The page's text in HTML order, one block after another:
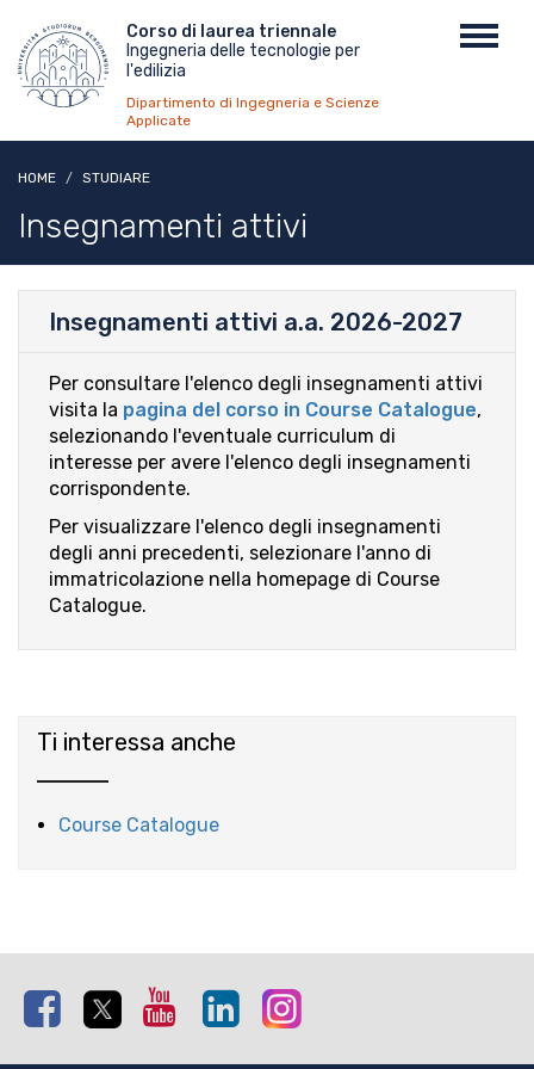
contenuto
principale
Menu
top
Corso di laurea triennale
Ingegneria delle tecnologie per
l'edilizia
Dipartimento di Ingegneria e Scienze
Applicate
HOME STUDIARE
Insegnamenti attivi
Insegnamenti attivi a.a. 2026-2027
Per consultare l'elenco degli insegnamenti attivi
visita la pagina del corso in Course Catalogue,
selezionando l'eventuale curriculum di
interesse per avere l'elenco degli insegnamenti
corrispondente.
Per visualizzare l'elenco degli insegnamenti
degli anni precedenti, selezionare l'anno di
immatricolazione nella homepage di Course
Catalogue.
Ti interessa anche
Course Catalogue
Facebook Twitter Youtube Linkedin